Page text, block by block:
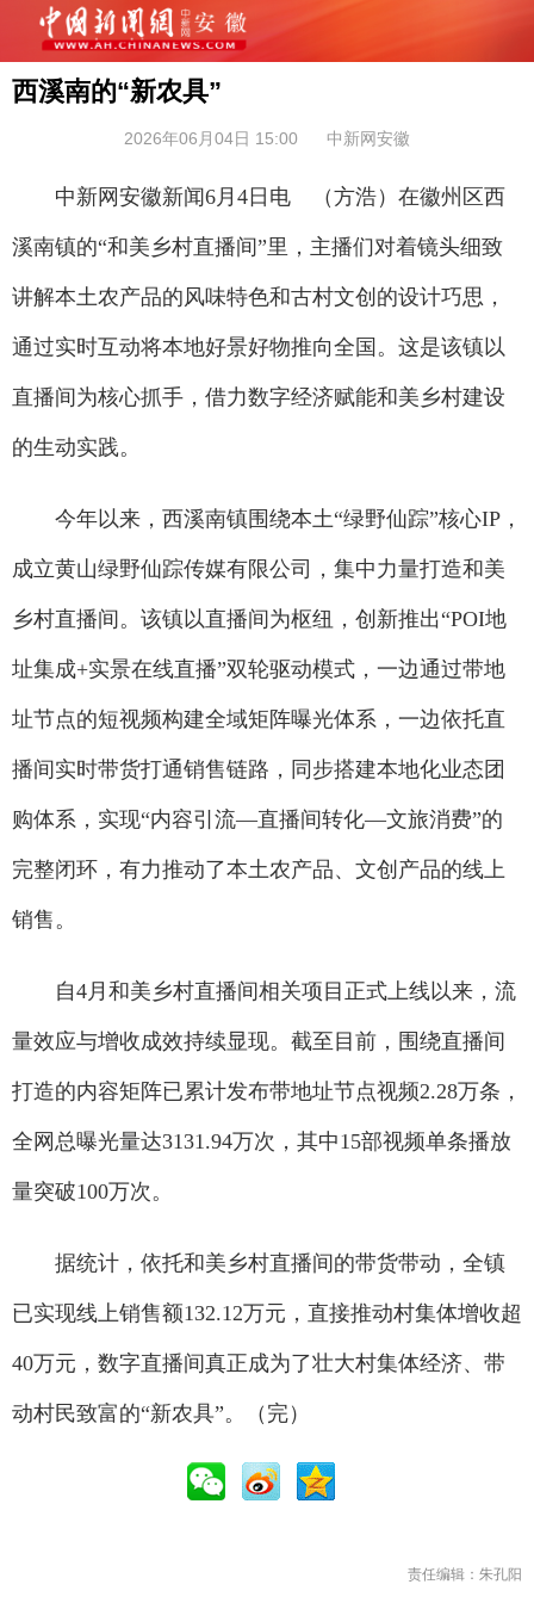
西溪南的“新农具”
2026年06月04日 15:00 中新网安徽
中新网安徽新闻6月4日电 （方浩）在徽州区西
溪南镇的“和美乡村直播间”里，主播们对着镜头细致
讲解本土农产品的风味特色和古村文创的设计巧思，
通过实时互动将本地好景好物推向全国。这是该镇以
直播间为核心抓手，借力数字经济赋能和美乡村建设
的生动实践。
今年以来，西溪南镇围绕本土“绿野仙踪”核心IP，
成立黄山绿野仙踪传媒有限公司，集中力量打造和美
乡村直播间。该镇以直播间为枢纽，创新推出“POI地
址集成+实景在线直播”双轮驱动模式，一边通过带地
址节点的短视频构建全域矩阵曝光体系，一边依托直
播间实时带货打通销售链路，同步搭建本地化业态团
购体系，实现“内容引流—直播间转化—文旅消费”的
完整闭环，有力推动了本土农产品、文创产品的线上
销售。
自4月和美乡村直播间相关项目正式上线以来，流
量效应与增收成效持续显现。截至目前，围绕直播间
打造的内容矩阵已累计发布带地址节点视频2.28万条，
全网总曝光量达3131.94万次，其中15部视频单条播放
量突破100万次。
据统计，依托和美乡村直播间的带货带动，全镇
已实现线上销售额132.12万元，直接推动村集体增收超
40万元，数字直播间真正成为了壮大村集体经济、带
动村民致富的“新农具”。（完）
责任编辑：朱孔阳